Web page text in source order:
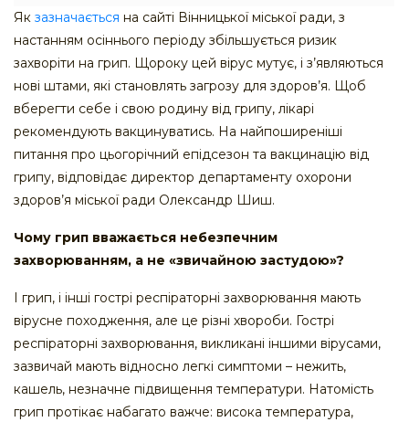
Як зазначається на сайті Вінницької міської ради, з
настанням осіннього періоду збільшується ризик
захворіти на грип. Щороку цей вірус мутує, і з’являються
нові штами, які становлять загрозу для здоров’я. Щоб
вберегти себе і свою родину від грипу, лікарі
рекомендують вакцинуватись. На найпоширеніші
питання про цьогорічний епідсезон та вакцинацію від
грипу, відповідає директор департаменту охорони
здоров’я міської ради Олександр Шиш.
Чому грип вважається небезпечним
захворюванням, а не «звичайною застудою»?
І грип, і інші гострі респіраторні захворювання мають
вірусне походження, але це різні хвороби. Гострі
респіраторні захворювання, викликані іншими вірусами,
зазвичай мають відносно легкі симптоми – нежить,
кашель, незначне підвищення температури. Натомість
грип протікає набагато важче: висока температура,